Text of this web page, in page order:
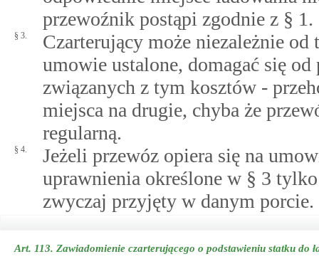
przewoźnik postąpi zgodnie z § 1.
§ 3.
Czarterujący może niezależnie od
umowie ustalone, domagać się
związanych z tym kosztów -
miejsca na drugie, chyba że
regularną.
§ 4.
Jeżeli przewóz opiera się na
uprawnienia określone w § 3
zwyczaj przyjęty w danym porcie.
Art. 113. Zawiadomienie czarterującego o podstawieniu statku do